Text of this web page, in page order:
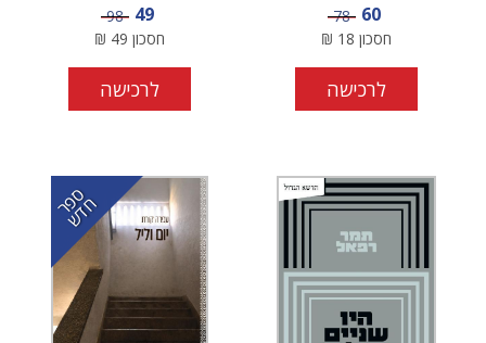
מחיר מבצע
60 מחיר
78
חסכון 18
₪
לרכישה
מחיר מבצע
49 מחיר
98
חסכון 49
₪
לרכישה
ס
פ
ר
ח
ד
ש